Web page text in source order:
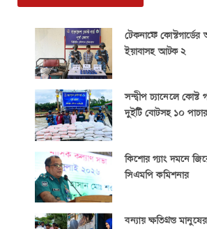
টেকনাফে
ইয়াবাসহ আটক ২
সন্দ্বীপ চ্যানেলে কোস্ট
দুইটি বোটসহ ১০
কিশোর গ্যাং দমনে
সিএমপি কমিশনার
বন্যায় ক্ষতিগ্রস্ত